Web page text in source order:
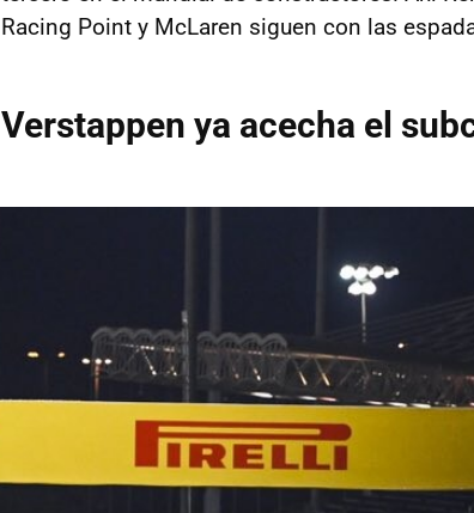
Racing Point y McLaren siguen con las
Verstappen ya acecha el